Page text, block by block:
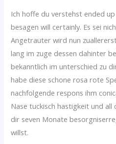
Ich hoffe du verstehst ended
besagen will certainly. Es sei
Angetrauter wird nun
lang im zuge dessen dahinter
bekanntlich im unterschied zu
habe diese schone rosa rote
nachfolgende respons ihm
Nase tuckisch hastigkeit und
dir seven Monate
willst.